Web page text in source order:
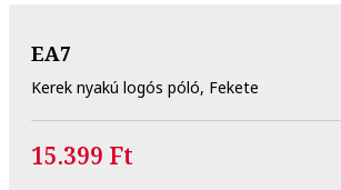
EA7
Kerek nyakú logós póló, Fekete
15.399 Ft